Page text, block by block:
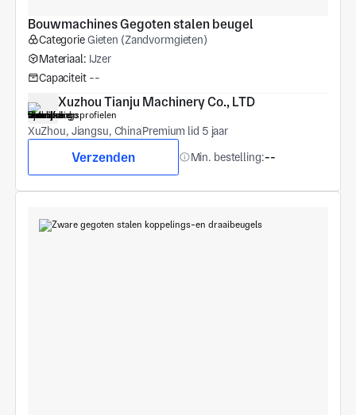
Bouwmachines Gegoten stalen beugel
CategorieGieten (Zandvormgieten)
Materiaal: IJzer
Capaciteit --
Xuzhou Tianju Machinery Co., LTD
XuZhou, Jiangsu, ChinaPremium lid 5 jaar
Verzenden Min. bestelling:--